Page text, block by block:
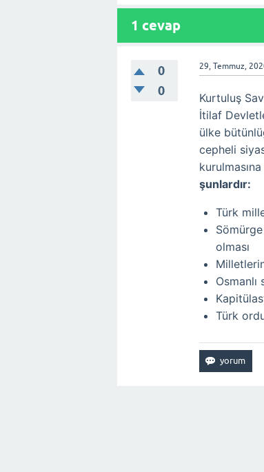
1 cevap
0
0
29, Temmuz,
Kurtuluş
İtilaf
ülke
cepheli
şunlardır:
Türk
olması
Osmanlı
Türk